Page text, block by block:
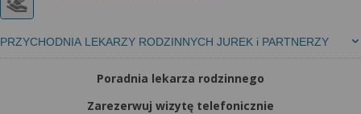
PRZYCHODNIA LEKARZY RODZINNYCH JUREK i PARTNERZY
Poradnia lekarza rodzinnego
Zarezerwuj wizytę telefonicznie